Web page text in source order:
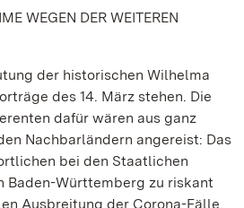
WEGEN DER WEITEREN
der historischen Wilhelma
des 14. März stehen. Die
dafür wären aus ganz
Nachbarländern angereist: Das
bei den Staatlichen
Baden-Württemberg zu riskant
Ausbreitung der Corona-Fälle.